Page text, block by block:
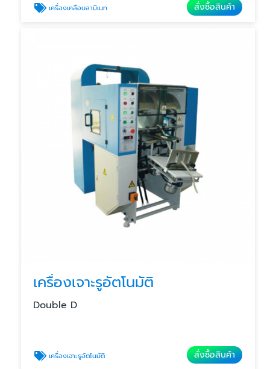
เครื่องเคลือบลามิเนท สั่งซื้อสินค้า
เครื่องเจาะรูอัตโนมัติ
Double D
เครื่องเจาะรูอัตโนมัติ สั่งซื้อสินค้า